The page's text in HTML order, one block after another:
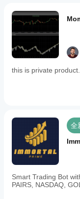
this is private product.
全
Smart Trading Bot
PAIRS, NASDAQ,